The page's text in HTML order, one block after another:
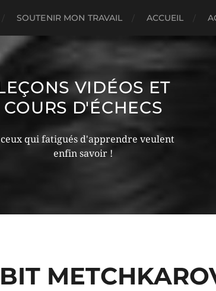
SOUTENIR MON TRAVAIL ACCUEIL
VIDÉOS ET
COURS D'ÉCHECS
qui fatigués d'apprendre veulent
enfin savoir !